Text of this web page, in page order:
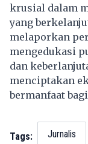
krusial dalam
yang
melaporkan
mengedukasi
dan
menciptakan
bermanfaat
Tags: Jurnalis